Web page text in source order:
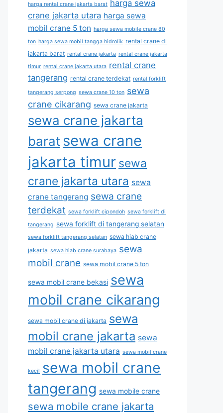
harga rental crane jakarta barat harga sewa
crane jakarta utara harga sewa
mobil crane 5 ton harga sewa mobile crane 80
ton harga sewa mobil tangga hidrolik rental crane di
jakarta barat rental crane jakarta rental crane jakarta
timur rental crane jakarta utara rental crane
tangerang rental crane terdekat rental forklift
tangerang serpong sewa crane 10 ton sewa
crane cikarang sewa crane jakarta
sewa crane jakarta
barat sewa crane
jakarta timur sewa
crane jakarta utara sewa
crane tangerang sewa crane
terdekat sewa forklift cipondoh sewa forklift di
tangerang sewa forklift di tangerang selatan
sewa forklift tangerang selatan sewa hiab crane
jakarta sewa hiab crane surabaya sewa
mobil crane sewa mobil crane 5 ton
sewa mobil crane bekasi sewa
mobil crane cikarang
sewa mobil crane di jakarta sewa
mobil crane jakarta sewa
mobil crane jakarta utara sewa mobil crane
kecil sewa mobil crane
tangerang sewa mobile crane
sewa mobile crane jakarta